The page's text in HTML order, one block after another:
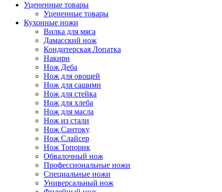
Уцененные товары
Уцененные товары
Кухонные ножи
Вилка для мяса
Дамасский нож
Кондитерская Лопатка
Накири
Нож Деба
Нож для овощей
Нож для сашими
Нож для стейка
Нож для хлеба
Нож для масла
Нож из стали
Нож Сантоку
Нож Слайсер
Нож Топорик
Обвалочный нож
Профессиональные ножи
Специальные ножи
Универсальный нож